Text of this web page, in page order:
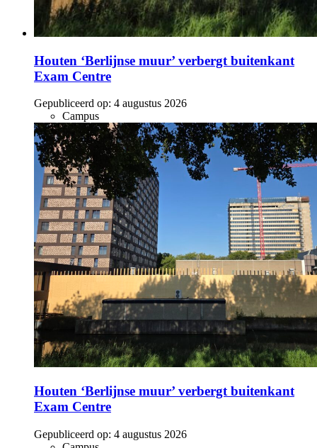
Houten ‘Berlijnse muur’ verbergt buitenkant
Exam Centre
Gepubliceerd op: 4 augustus 2026
Campus
Houten ‘Berlijnse muur’ verbergt buitenkant
Exam Centre
Gepubliceerd op: 4 augustus 2026